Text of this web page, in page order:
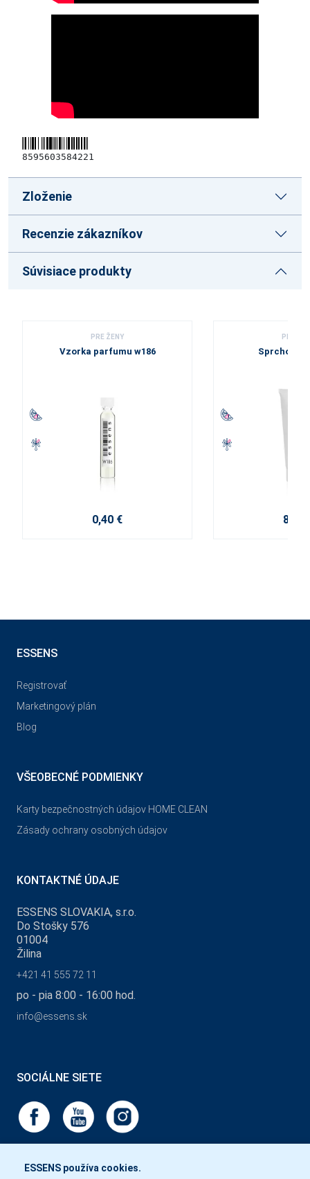
8595603584221
Zloženie
Recenzie zákazníkov
Súvisiace produkty
PRE ŽENY
Vzorka parfumu w186
0,40 €
PRE
Sprchový
8,60
ESSENS používa cookies.
ESSENS
Registrovať
Marketingový plán
Blog
VŠEOBECNÉ PODMIENKY
Karty bezpečnostných údajov HOME CLEAN
Zásady ochrany osobných údajov
KONTAKTNÉ ÚDAJE
ESSENS SLOVAKIA, s.r.o.
Do Stošky 576
01004
Žilina
+421 41 555 72 11
po - pia 8:00 - 16:00 hod.
info@essens.sk
SOCIÁLNE SIETE